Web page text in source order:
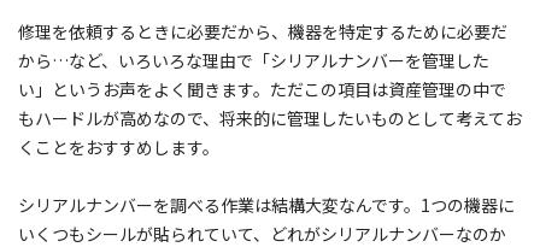
修理を依頼するときに必要だから、機器を特定するために必要だ
から…など、いろいろな理由で「シリアルナンバーを管理した
い」というお声をよく聞きます。ただこの項目は資産管理の中で
もハードルが高めなので、将来的に管理したいものとして考えてお
くことをおすすめします。
シリアルナンバーを調べる作業は結構大変なんです。1つの機器に
いくつもシールが貼られていて、どれがシリアルナンバーなのか